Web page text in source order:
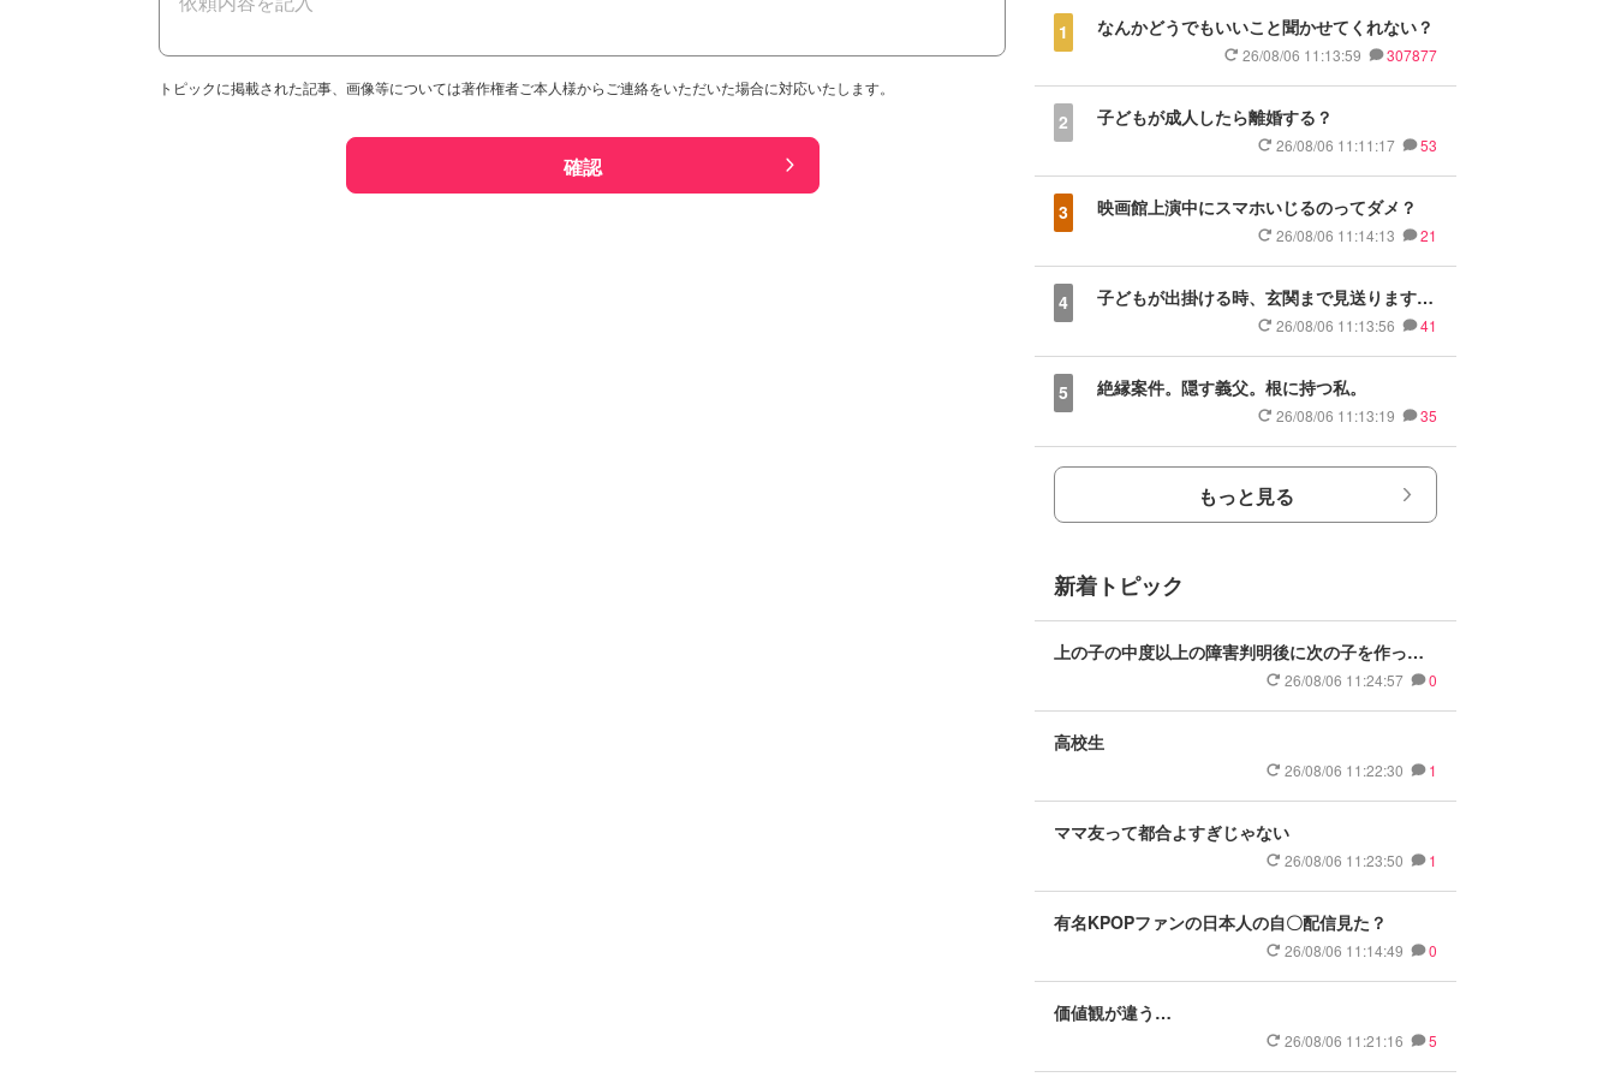
トピックに掲載された記事、画像等については著作権者ご本人様からご連絡をいただいた場合に対応いたします。
確認
1 なんかどうでもいいこと聞かせてくれない？
26/08/06 11:13:59 307877
2 子どもが成人したら離婚する？
26/08/06 11:11:17 53
3 映画館上演中にスマホいじるのってダメ？
26/08/06 11:14:13 21
4
子どもが出掛ける時、玄関まで見送ります
26/08/06 11:13:56 41
5 絶縁案件。隠す義父。根に持つ私。
26/08/06 11:13:19 35
もっと見る
新着トピック
上の子の中度以上の障害判明後に次の子を作った
方、教えていただけませんか？26/08/06 11:24:57 0
高校生
26/08/06 11:22:30 1
ママ友って都合よすぎじゃない
26/08/06 11:23:50 1
有名KPOPファンの日本人の自〇配信見た？
26/08/06 11:14:49 0
価値観が違う…
26/08/06 11:21:16 5